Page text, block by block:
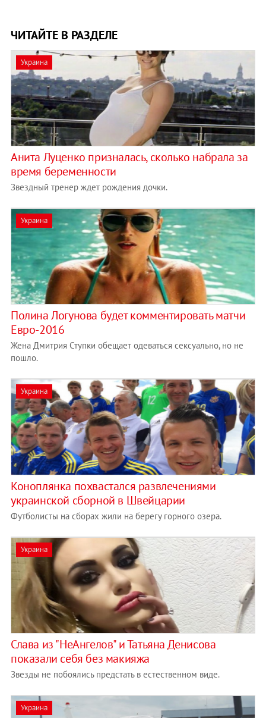
ЧИТАЙТЕ В РАЗДЕЛЕ
Украина
Анита Луценко призналась, сколько набрала за
время беременности
Звездный тренер ждет рождения дочки.
Украина
Полина Логунова будет комментировать матчи
Евро-2016
Жена Дмитрия Ступки обещает одеваться сексуально, но не
пошло.
Украина
Коноплянка похвастался развлечениями
украинской сборной в Швейцарии
Футболисты на сборах жили на берегу горного озера.
Украина
Слава из "НеАнгелов" и Татьяна Денисова
показали себя без макияжа
Звезды не побоялись предстать в естественном виде.
Украина